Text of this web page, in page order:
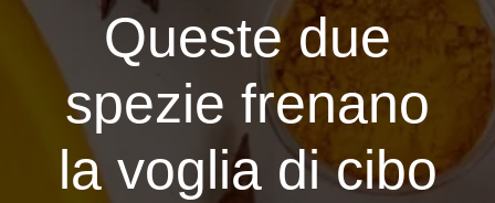
Queste due
spezie frenano
la voglia di cibo